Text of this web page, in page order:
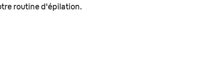
routine d'épilation.